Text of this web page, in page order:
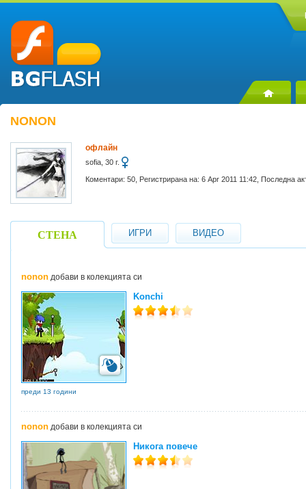
NONON
офлайн
sofia, 30 г.
Коментари: 50, Регистрирана на: 6 Apr 2011 11:42, Последна
СТЕНА ИГРИ ВИДЕО
nonon добави в колекцията си
Konchi
преди 13 години
nonon добави в колекцията си
Никога повече